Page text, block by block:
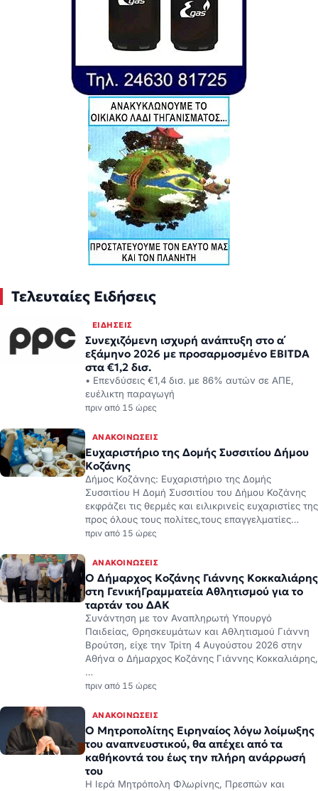
Τελευταίες Ειδήσεις
ΕΙΔΉΣΕΙΣ
Συνεχιζόμενη ισχυρή ανάπτυξη στο α΄
εξάμηνο 2026 με προσαρμοσμένο EBITDA
στα €1,2 δισ.
• Επενδύσεις €1,4 δισ. με 86% αυτών σε ΑΠΕ,
ευέλικτη παραγωγή
πριν από 15 ώρες
ΑΝΑΚΟΙΝΏΣΕΙΣ
Ευχαριστήριο της Δομής Συσσιτίου Δήμου
Κοζάνης
Δήμος Κοζάνης: Ευχαριστήριο της Δομής
Συσσιτίου Η Δομή Συσσιτίου του Δήμου Κοζάνης
εκφράζει τις θερμές και ειλικρινείς ευχαριστίες της
προς όλους τους πολίτες,τους επαγγελματίες…
πριν από 15 ώρες
ΑΝΑΚΟΙΝΏΣΕΙΣ
Ο Δήμαρχος Κοζάνης Γιάννης Κοκκαλιάρης
στη ΓενικήΓραμματεία Αθλητισμού για το
ταρτάν του ΔΑΚ
Συνάντηση με τον Αναπληρωτή Υπουργό
Παιδείας, Θρησκευμάτων και Αθλητισμού Γιάννη
Βρούτση, είχε την Τρίτη 4 Αυγούστου 2026 στην
Αθήνα ο Δήμαρχος Κοζάνης Γιάννης Κοκκαλιάρης,
…
πριν από 15 ώρες
ΑΝΑΚΟΙΝΏΣΕΙΣ
Ο Μητροπολίτης Ειρηναίος λόγω λοίμωξης
του αναπνευστικού, θα απέχει από τα
καθήκοντά του έως την πλήρη ανάρρωσή
του
Η Ιερά Μητρόπολη Φλωρίνης, Πρεσπών και